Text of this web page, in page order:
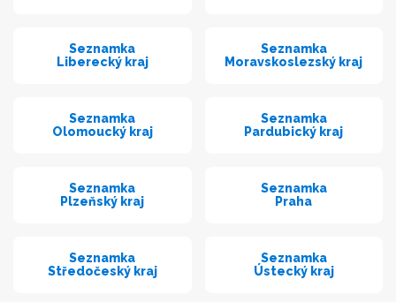
Seznamka
Liberecký kraj
Seznamka
Moravskoslezský kraj
Seznamka
Olomoucký kraj
Seznamka
Pardubický kraj
Seznamka
Plzeňský kraj
Seznamka
Praha
Seznamka
Středočeský kraj
Seznamka
Ústecký kraj